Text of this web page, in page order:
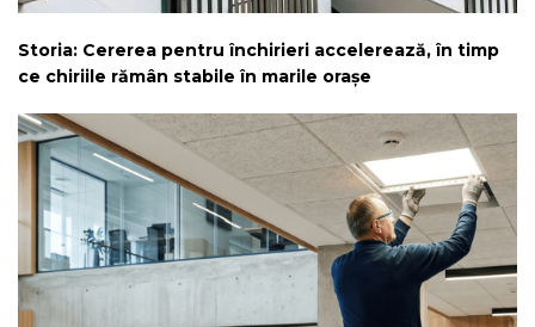
Storia: Cererea pentru închirieri accelerează, în timp
ce chiriile rămân stabile în marile orașe